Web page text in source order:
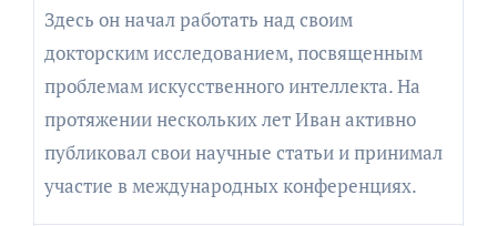
Здесь он начал работать над своим
докторским исследованием, посвященным
проблемам искусственного интеллекта. На
протяжении нескольких лет Иван активно
публиковал свои научные статьи и принимал
участие в международных конференциях.